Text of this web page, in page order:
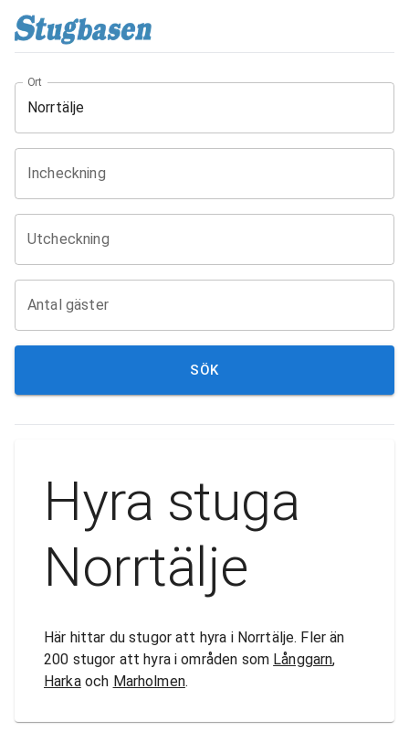
Ort
Incheckning
Utcheckning
Antal gäster
SÖK
Hyra stuga
Norrtälje
Här hittar du stugor att hyra i Norrtälje. Fler än
200 stugor att hyra i områden som Långgarn,
Harkaoch Marholmen.